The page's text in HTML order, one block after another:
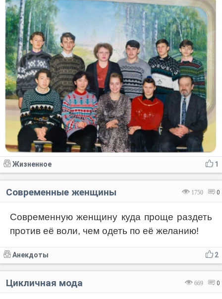
1
Жизненное
1750 0
Современные женщины
Современную женщину куда проще раздеть
против её воли, чем одеть по её желанию!
2
Анекдоты
669 0
Цикличная мода